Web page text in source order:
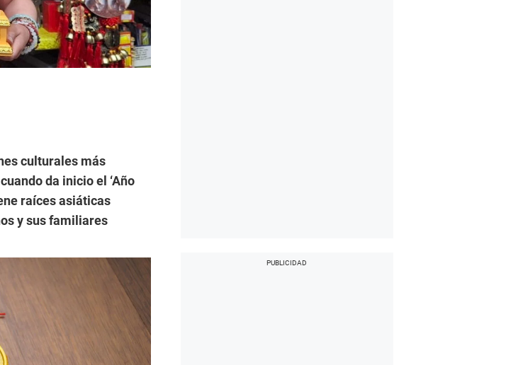
culturales más
da inicio el ‘Año
raíces asiáticas
y sus familiares